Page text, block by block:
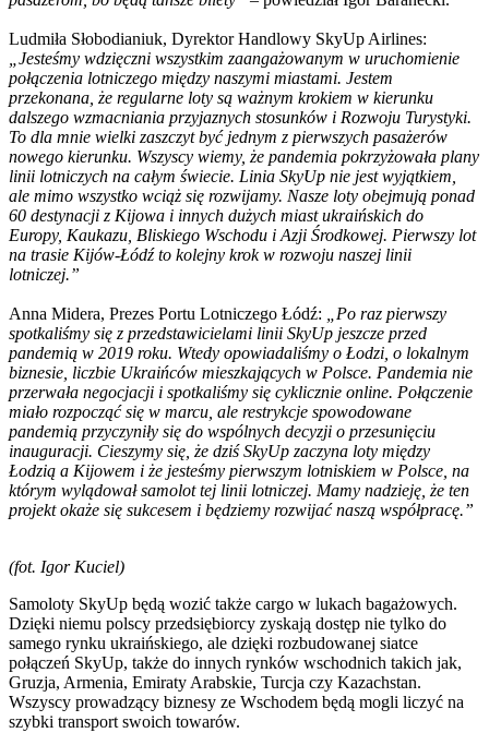
Ludmiła Słobodianiuk, Dyrektor Handlowy SkyUp Airlines:
„Jesteśmy wdzięczni wszystkim zaangażowanym w uruchomienie
połączenia lotniczego między naszymi miastami. Jestem
przekonana, że regularne loty są ważnym krokiem w kierunku
dalszego wzmacniania przyjaznych stosunków i Rozwoju Turystyki.
To dla mnie wielki zaszczyt być jednym z pierwszych pasażerów
nowego kierunku. Wszyscy wiemy, że pandemia pokrzyżowała plany
linii lotniczych na całym świecie. Linia SkyUp nie jest wyjątkiem,
ale mimo wszystko wciąż się rozwijamy. Nasze loty obejmują ponad
60 destynacji z Kijowa i innych dużych miast ukraińskich do
Europy, Kaukazu, Bliskiego Wschodu i Azji Środkowej. Pierwszy lot
na trasie Kijów-Łódź to kolejny krok w rozwoju naszej linii
lotniczej.”
Anna Midera, Prezes Portu Lotniczego Łódź:
„Po raz pierwszy
spotkaliśmy się z przedstawicielami linii SkyUp jeszcze przed
pandemią w 2019 roku. Wtedy opowiadaliśmy o Łodzi, o lokalnym
biznesie, liczbie Ukraińców mieszkających w Polsce. Pandemia nie
przerwała negocjacji i spotkaliśmy się cyklicznie online. Połączenie
miało rozpocząć się w marcu, ale restrykcje spowodowane
pandemią przyczyniły się do wspólnych decyzji o przesunięciu
inauguracji. Cieszymy się, że dziś SkyUp zaczyna loty między
Łodzią a Kijowem i że jesteśmy pierwszym lotniskiem w Polsce, na
którym wylądował samolot tej linii lotniczej. Mamy nadzieję, że ten
projekt okaże się sukcesem i będziemy rozwijać naszą współpracę.”
(fot. Igor Kuciel)
Samoloty SkyUp będą wozić także cargo w lukach bagażowych.
Dzięki niemu polscy przedsiębiorcy zyskają dostęp nie tylko do
samego rynku ukraińskiego, ale dzięki rozbudowanej siatce
połączeń SkyUp, także do innych rynków wschodnich takich jak,
Gruzja, Armenia, Emiraty Arabskie, Turcja czy Kazachstan.
Wszyscy prowadzący biznesy ze Wschodem będą mogli liczyć na
szybki transport swoich towarów.